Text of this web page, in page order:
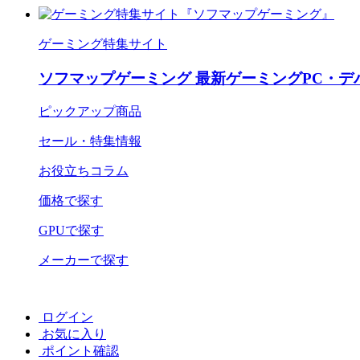
ゲーミング特集サイト
ソフマップゲーミング 最新ゲーミングPC・デ
ピックアップ商品
セール・特集情報
お役立ちコラム
価格で探す
GPUで探す
メーカーで探す
ログイン
お気に入り
ポイント確認